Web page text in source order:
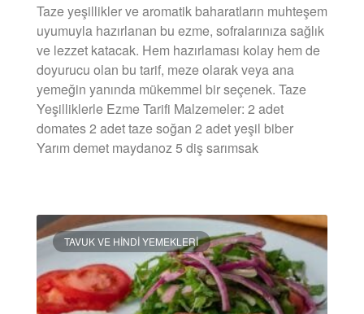
Taze yeşillikler ve aromatik baharatların muhteşem
uyumuyla hazırlanan bu ezme, sofralarınıza sağlık
ve lezzet katacak. Hem hazırlaması kolay hem de
doyurucu olan bu tarif, meze olarak veya ana
yemeğin yanında mükemmel bir seçenek. Taze
Yeşilliklerle Ezme Tarifi Malzemeler: 2 adet
domates 2 adet taze soğan 2 adet yeşil biber
Yarım demet maydanoz 5 diş sarımsak
TAVUK VE HINDI YEMEKLERI